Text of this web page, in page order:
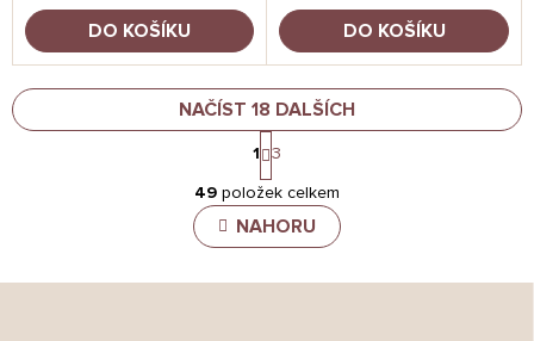
DO KOŠÍKU DO KOŠÍKU
O
v
l
á
a
NAČÍST 18 DALŠÍCH
S
t
r
á
n
k
v
1
3
49 položek celkem
NAHORU